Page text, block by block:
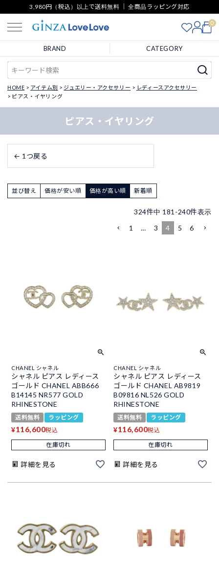
3,980円（税込）以上で送料無料 ｜ 全商品ラッピング対応
0
BRAND CATEGORY
HOME アイテム別 ジュエリー・アクセサリー
レディースアクセサリー
ピアス・イヤリング
ピアス・イヤリング
← 1つ戻る
並び替え 価格が安い順 価格が高い順 新着順
324件中 181 -240件表示
1
… 3 4 5 6
CHANEL シャネル
シャネル ピアス レディース
ゴールド CHANEL ABB666
B14145 NR577 GOLD
RHINESTONE
送料無料 ラッピング
¥116,600税込
在庫切れ
詳細を見る
CHANEL シャネル
シャネル ピアス レディース
ゴールド CHANEL AB9819
B09816 NL526 GOLD
RHINESTONE
送料無料 ラッピング
¥116,600税込
在庫切れ
詳細を見る